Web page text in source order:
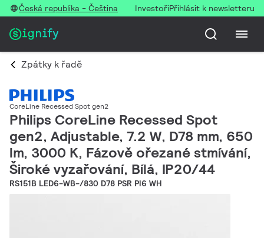
Česká republika - Čeština InvestořiPřihlásit k newsletteru
Zpátky k řadě
CoreLine Recessed Spot gen2
Philips CoreLine Recessed Spot
gen2, Adjustable, 7.2 W, D78 mm, 650
lm, 3000 K, Fázově ořezané stmívání,
Široké vyzařování, Bílá, IP20/44
RS151B LED6-WB-/830 D78 PSR PI6 WH